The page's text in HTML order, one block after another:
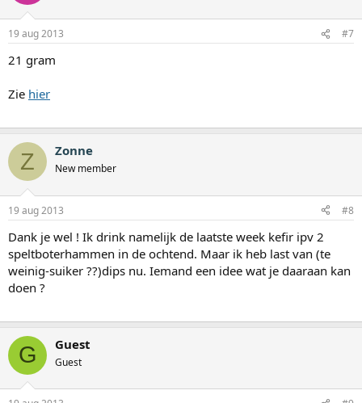
19 aug 2013 #7
21 gram
Zie hier
Z Zonne
New member
19 aug 2013 #8
Dank je wel ! Ik drink namelijk de laatste week kefir ipv 2
speltboterhammen in de ochtend. Maar ik heb last van (te
weinig-suiker ??)dips nu. Iemand een idee wat je daaraan kan
doen ?
G Guest
Guest